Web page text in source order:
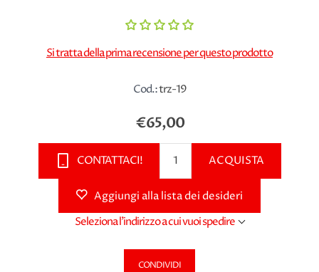
Si tratta della prima recensione per questo prodotto
Cod.:trz-19
€65,00
CONTATTACI! ACQUISTA
Aggiungi alla lista dei desideri
Seleziona l'indirizzo a cui vuoi spedire
CONDIVIDI